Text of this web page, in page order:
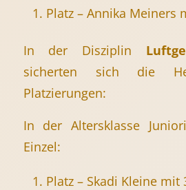
Platz – Annika Meiners
In der Disziplin
sicherten sich die
Platzierungen:
In der Altersklasse
Einzel:
Platz – Skadi Kleine mit